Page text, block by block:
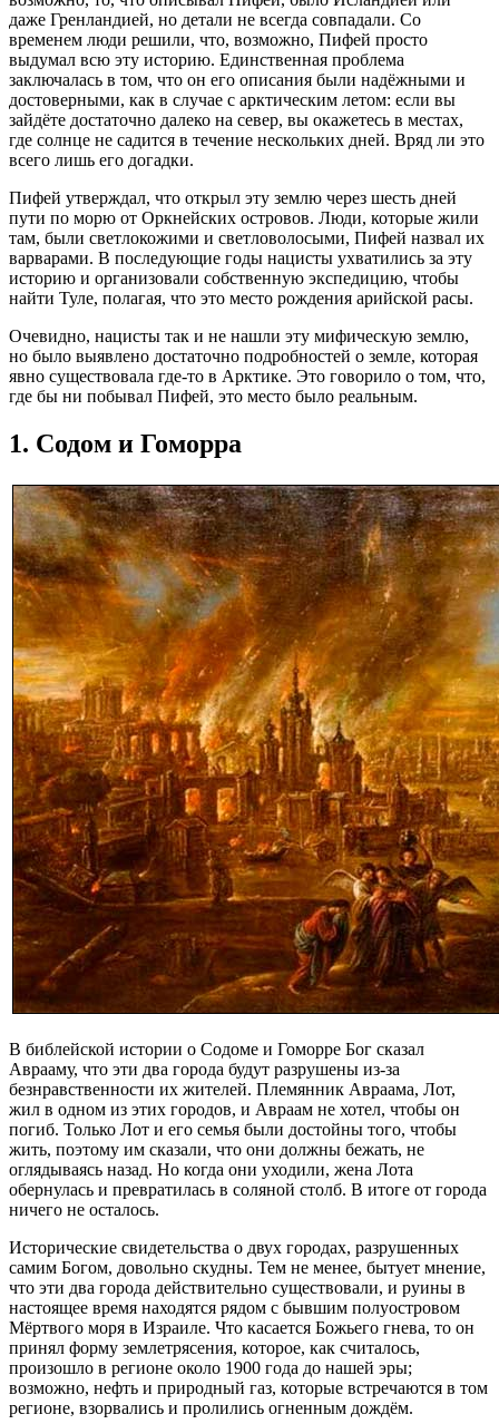
даже Гренландией, но детали не всегда совпадали. Со
временем люди решили, что, возможно, Пифей просто
выдумал всю эту историю. Единственная проблема
заключалась в том, что он его описания были надёжными и
достоверными, как в случае с арктическим летом: если вы
зайдёте достаточно далеко на север, вы окажетесь в местах,
где солнце не садится в течение нескольких дней. Вряд ли это
всего лишь его догадки.
Пифей утверждал, что открыл эту землю через шесть дней
пути по морю от Оркнейских островов. Люди, которые жили
там, были светлокожими и светловолосыми, Пифей назвал их
варварами. В последующие годы нацисты ухватились за эту
историю и организовали собственную экспедицию, чтобы
найти Туле, полагая, что это место рождения арийской расы.
Очевидно, нацисты так и не нашли эту мифическую землю,
но было выявлено достаточно подробностей о земле, которая
явно существовала где-то в Арктике. Это говорило о том, что,
где бы ни побывал Пифей, это место было реальным.
1. Содом и Гоморра
В библейской истории о Содоме и Гоморре Бог сказал
Аврааму, что эти два города будут разрушены из-за
безнравственности их жителей. Племянник Авраама, Лот,
жил в одном из этих городов, и Авраам не хотел, чтобы он
погиб. Только Лот и его семья были достойны того, чтобы
жить, поэтому им сказали, что они должны бежать, не
оглядываясь назад. Но когда они уходили, жена Лота
обернулась и превратилась в соляной столб. В итоге от города
ничего не осталось.
Исторические свидетельства о двух городах, разрушенных
самим Богом, довольно скудны. Тем не менее, бытует мнение,
что эти два города действительно существовали, и руины в
настоящее время находятся рядом с бывшим полуостровом
Мёртвого моря в Израиле. Что касается Божьего гнева, то он
принял форму землетрясения, которое, как считалось,
произошло в регионе около 1900 года до нашей эры;
возможно, нефть и природный газ, которые встречаются в том
регионе, взорвались и пролились огненным дождём.